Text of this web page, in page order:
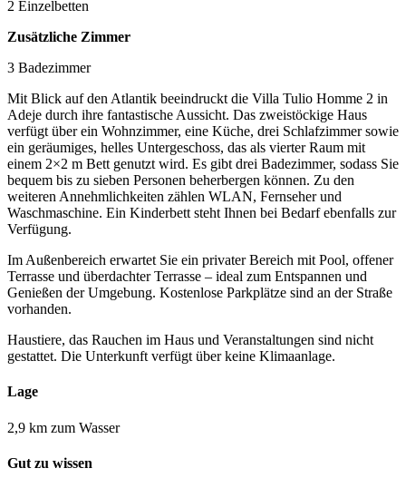
2 Einzelbetten
Zusätzliche Zimmer
3 Badezimmer
Mit Blick auf den Atlantik beeindruckt die Villa Tulio Homme 2 in
Adeje durch ihre fantastische Aussicht. Das zweistöckige Haus
verfügt über ein Wohnzimmer, eine Küche, drei Schlafzimmer sowie
ein geräumiges, helles Untergeschoss, das als vierter Raum mit
einem 2×2 m Bett genutzt wird. Es gibt drei Badezimmer, sodass Sie
bequem bis zu sieben Personen beherbergen können. Zu den
weiteren Annehmlichkeiten zählen WLAN, Fernseher und
Waschmaschine. Ein Kinderbett steht Ihnen bei Bedarf ebenfalls zur
Verfügung.
Im Außenbereich erwartet Sie ein privater Bereich mit Pool, offener
Terrasse und überdachter Terrasse – ideal zum Entspannen und
Genießen der Umgebung. Kostenlose Parkplätze sind an der Straße
vorhanden.
Haustiere, das Rauchen im Haus und Veranstaltungen sind nicht
gestattet. Die Unterkunft verfügt über keine Klimaanlage.
Lage
2,9 km zum Wasser
Gut zu wissen